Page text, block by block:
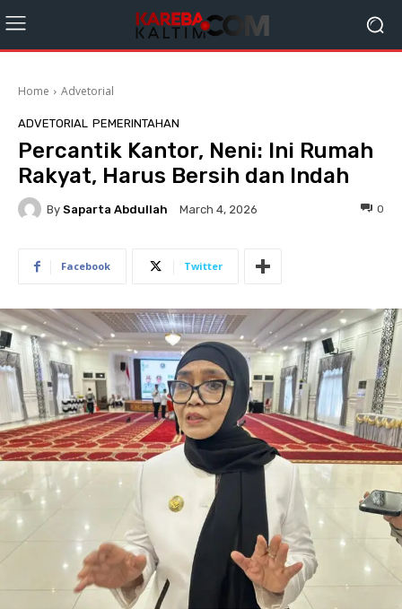
Home Advetorial
ADVETORIAL PEMERINTAHAN
Percantik Kantor, Neni: Ini Rumah
Rakyat, Harus Bersih dan Indah
By Saparta Abdullah March 4, 2026 0
Facebook Twitter